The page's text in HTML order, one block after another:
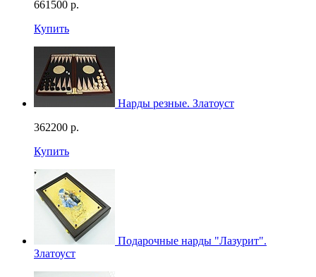
661500 р.
Купить
Нарды резные. Златоуст
362200 р.
Купить
Подарочные нарды "Лазурит".
Златоуст